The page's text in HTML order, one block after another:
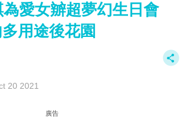
為愛女辧超夢幻生日會
用途後花園
20 2021
廣告